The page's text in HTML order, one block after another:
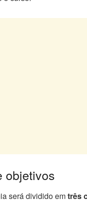
objetivos
será dividido emtrês